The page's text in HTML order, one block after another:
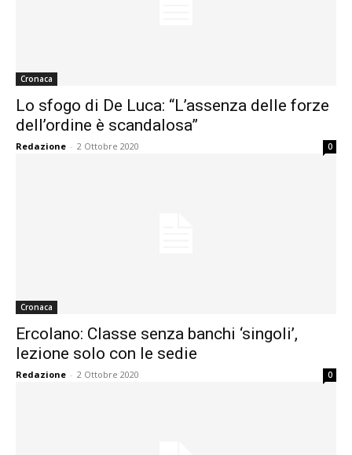
Cronaca
Lo sfogo di De Luca: “L’assenza delle forze
dell’ordine è scandalosa”
Redazione - 2 Ottobre 2020 0
Cronaca
Ercolano: Classe senza banchi ‘singoli’,
lezione solo con le sedie
Redazione - 2 Ottobre 2020 0